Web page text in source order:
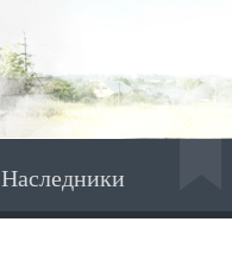
Наследники